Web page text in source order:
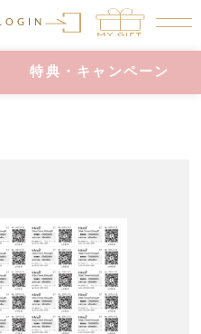
LOGIN
特典・キャンペーン